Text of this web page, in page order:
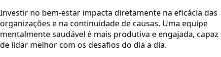
Investir no bem-estar impacta diretamente na eficácia das
organizações e na continuidade de causas. Uma equipe
mentalmente saudável é mais produtiva e engajada, capaz
de lidar melhor com os desafios do dia a dia.